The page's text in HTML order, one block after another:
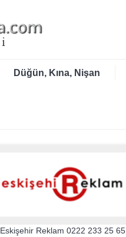
Düğün, Kına, Nişan
Eskişehir Reklam0222 233 25 65